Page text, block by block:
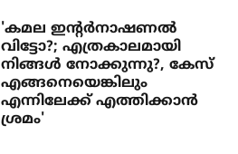
'കമല ഇന്റര്‍നാഷണല്‍
വിട്ടോ?; എത്രകാലമായി
നിങ്ങള്‍ നോക്കുന്നു?, കേസ്
എങ്ങനെയെങ്കിലും
എന്നിലേക്ക് എത്തിക്കാന്‍
ശ്രമം'